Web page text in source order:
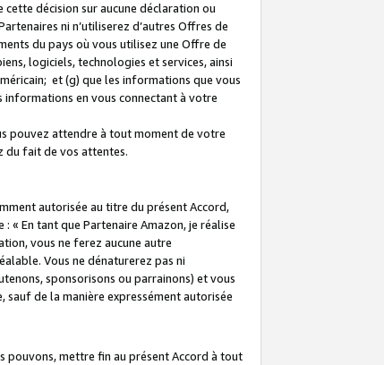
décision sur aucune déclaration ou
ni n’utiliserez d’autres Offres de
du pays où vous utilisez une Offre de
logiciels, technologies et services, ainsi
et (g) que les informations que vous
en vous connectant à votre
pouvez attendre à tout moment de votre
du fait de vos attentes.
autorisée au titre du présent Accord,
En tant que Partenaire Amazon, je réalise
vous ne ferez aucune autre
Vous ne dénaturerez pas ni
sponsorisons ou parrainons) et vous
de la manière expressément autorisée
pouvons, mettre fin au présent Accord à tout